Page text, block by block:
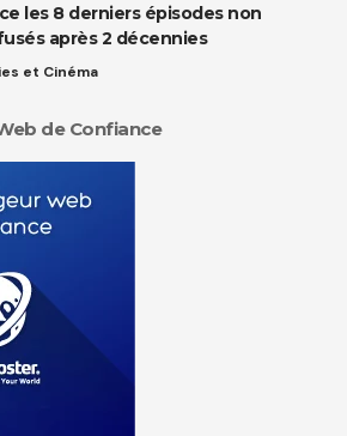
les 8 derniers épisodes non
après 2 décennies
et Cinéma
de Confiance